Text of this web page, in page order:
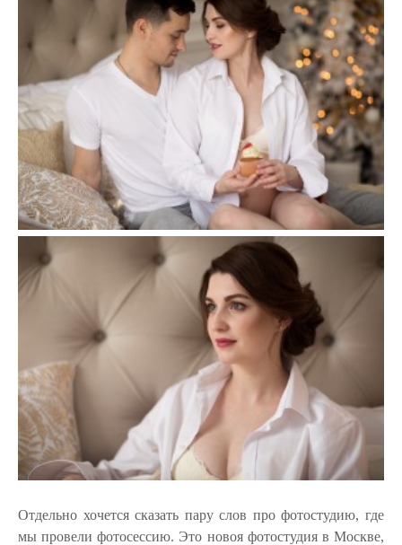
Отдельно хочется сказать пару слов про фотостудию, где
мы провели фотосессию. Это новоя фотостудия в Москве,